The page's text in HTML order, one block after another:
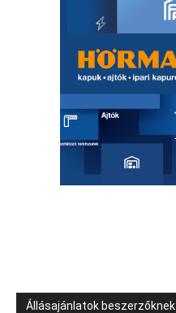
Állásajánlatok beszerzőknek